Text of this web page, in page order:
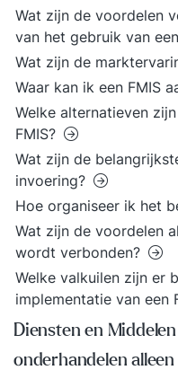
Wat zijn de voordelen
van het gebruik van
Wat zijn de
Waar kan ik een FMIS
Welke alternatieven
FMIS?
Wat zijn de
invoering?
Hoe organiseer ik het
Wat zijn de voordelen
wordt verbonden?
Welke valkuilen zijn er
implementatie van een
Diensten en
onderhandelen alleen